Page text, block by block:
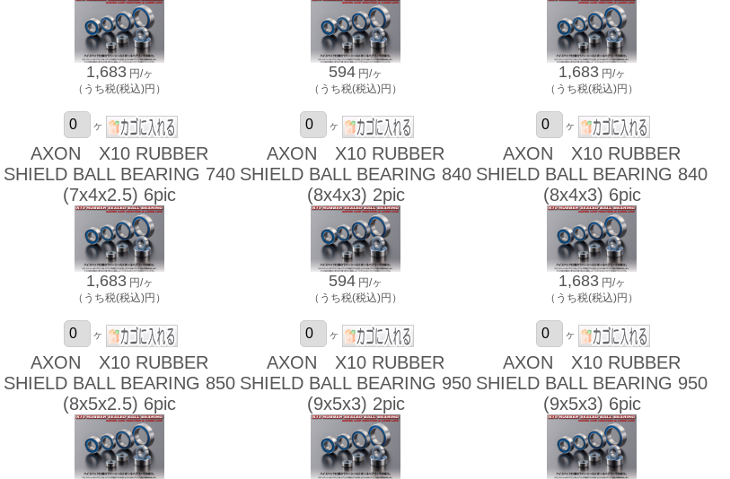
1,683 円/ヶ
（うち税(税込)円）
ヶ
594 円/ヶ
（うち税(税込)円）
ヶ
1,683 円/ヶ
（うち税(税込)円）
ヶ
AXON X10 RUBBER
SHIELD BALL BEARING 740
(7x4x2.5) 6pic
1,683 円/ヶ
（うち税(税込)円）
ヶ
AXON X10 RUBBER
SHIELD BALL BEARING 840
(8x4x3) 2pic
594 円/ヶ
（うち税(税込)円）
ヶ
AXON X10 RUBBER
SHIELD BALL BEARING 840
(8x4x3) 6pic
1,683 円/ヶ
（うち税(税込)円）
ヶ
AXON X10 RUBBER
SHIELD BALL BEARING 850
(8x5x2.5) 6pic
AXON X10 RUBBER
SHIELD BALL BEARING 950
(9x5x3) 2pic
AXON X10 RUBBER
SHIELD BALL BEARING 950
(9x5x3) 6pic